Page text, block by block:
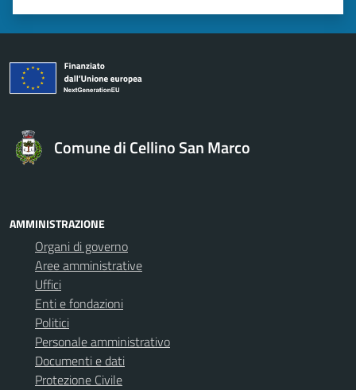
Valuta 5 stelle su 5
Valuta 4 stelle su 5
Valuta 3 stelle su 5
Valuta 2 stelle su 5
Valuta 1 stelle su 5
Comune di Cellino San Marco
AMMINISTRAZIONE
Organi di governo
Aree amministrative
Uffici
Enti e fondazioni
Politici
Personale amministrativo
Documenti e dati
Protezione Civile